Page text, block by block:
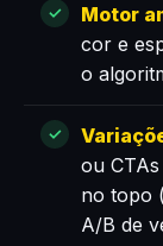
Motor
cor e
o
ou
no topo
A/B de